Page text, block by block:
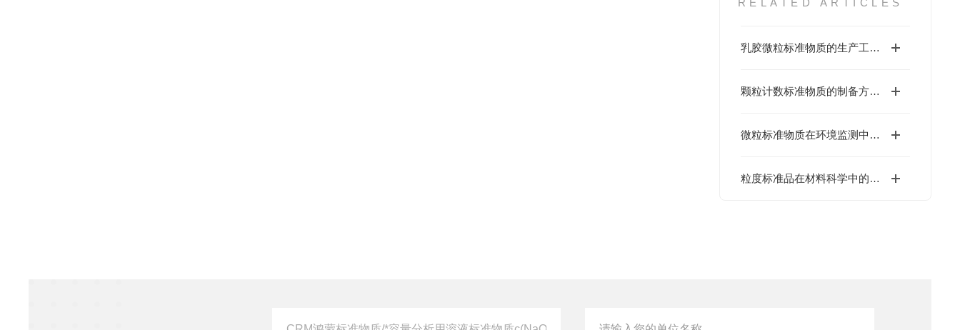
RELATED ARTICLES
乳胶微粒标准物质的生产工艺与优化
颗粒计数标准物质的制备方法与性能分析
微粒标准物质在环境监测中的应用
粒度标准品在材料科学中的重要性